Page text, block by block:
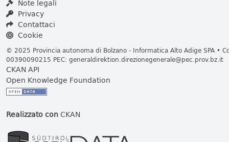
Note legali
Privacy
Contattaci
Cookie
© 2025 Provincia autonoma di Bolzano - Informatica Alto Adige SPA •
00390090215 PEC: generaldirektion.direzionegenerale@pec.prov.bz.it
CKAN API
Open Knowledge Foundation
Realizzato conCKAN